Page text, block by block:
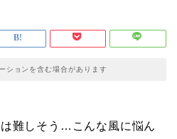
ションを含む場合があります
難しそう…こんな風に悩ん